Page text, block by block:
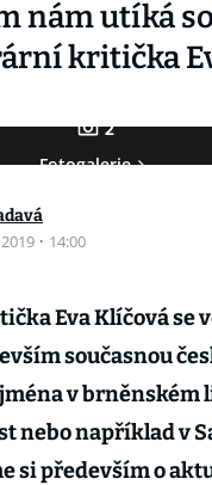
nám utíká
kritička
2
Fotogalerie
· 14:00
Eva Klíčová se
současnou
v
nebo například v
si především o